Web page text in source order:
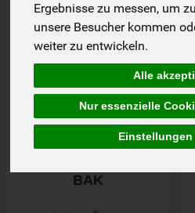
Ergebnisse zu messen, um
unsere Besucher kommen
weiter zu entwickeln.
Alle
Nur essenzielle
Einstellungen
BAK